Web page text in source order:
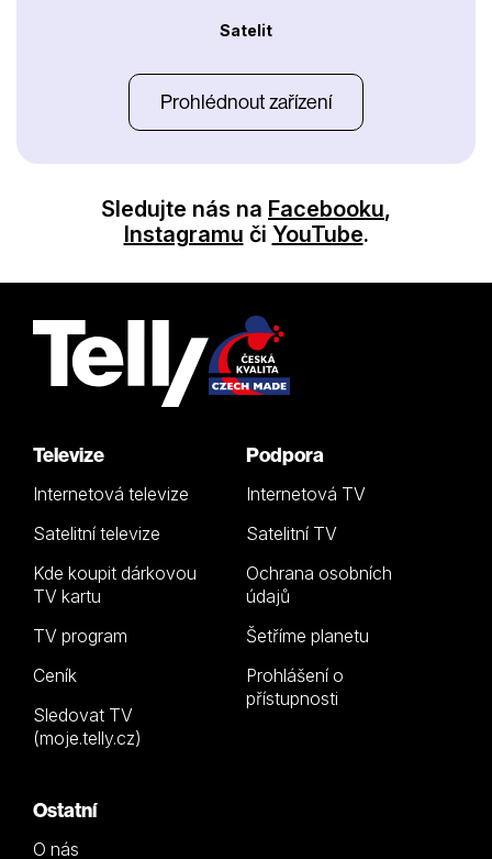
Satelit
Prohlédnout zařízení
Sledujte nás na Facebooku,
Instagramu či YouTube.
Televize
Internetová televize
Satelitní televize
Kde koupit dárkovou
TV kartu
TV program
Ceník
Sledovat TV
(moje.telly.cz)
Podpora
Internetová TV
Satelitní TV
Ochrana osobních
údajů
Šetříme planetu
Prohlášení o
přístupnosti
Ostatní
O nás